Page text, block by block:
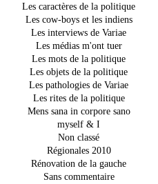
Les caractères de la politique
Les cow-boys et les indiens
Les interviews de Variae
Les médias m'ont tuer
Les mots de la politique
Les objets de la politique
Les pathologies de Variae
Les rites de la politique
Mens sana in corpore sano
myself & I
Non classé
Régionales 2010
Rénovation de la gauche
Sans commentaire